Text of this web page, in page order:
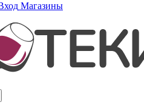
Магазины